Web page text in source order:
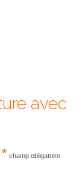
avec
* champ obligatoire